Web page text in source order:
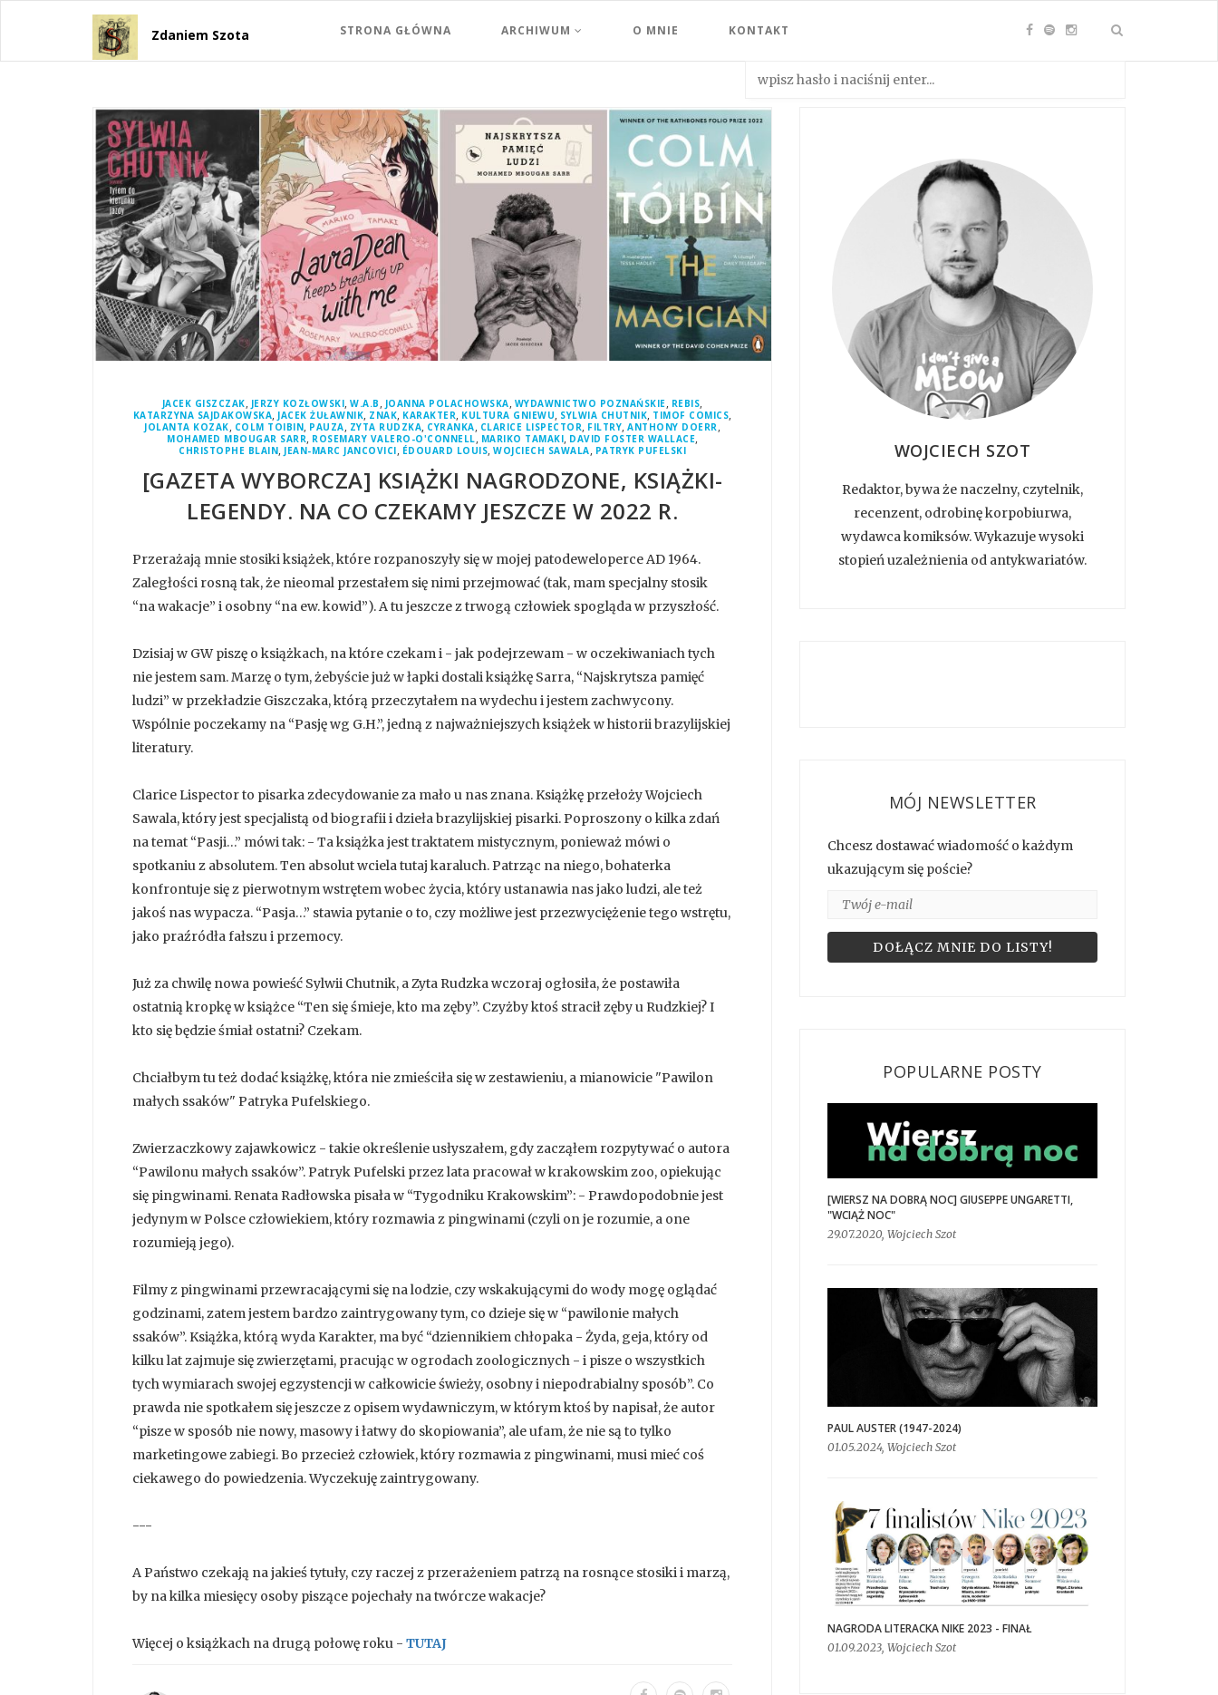
Zdaniem Szota STRONA GŁÓWNA ARCHIWUM O MNIE KONTAKT
JACEK GISZCZAK, JERZY KOZŁOWSKI,W.A.B , JOANNA POLACHOWSKA, WYDAWNICTWO POZNAŃSKIE, REBIS,
KATARZYNA SAJDAKOWSKA, JACEK ŻUŁAWNIK, ZNAK, KARAKTER, KULTURA GNIEWU, SYLWIA CHUTNIK, TIMOF COMICS,
JOLANTA KOZAK, COLM TOIBIN, PAUZA, ZYTA RUDZKA, CYRANKA, CLARICE LISPECTOR, FILTRY,ANTHONY DOERR,
MOHAMED MBOUGAR SARR, ROSEMARY VALERO-O'CONNELL, MARIKO TAMAKI, DAVID FOSTER WALLACE,
CHRISTOPHE BLAIN, JEAN-MARC JANCOVICI, ÉDOUARD LOUIS, WOJCIECH SAWALA, PATRYK PUFELSKI
[GAZETA WYBORCZA] KSIĄŻKI NAGRODZONE, KSIĄŻKI-
LEGENDY. NA CO CZEKAMY JESZCZE W 2022 R.
Przerażają mnie stosiki książek, które rozpanoszyły się w mojej patodeweloperce AD 1964.
Zaległości rosną tak, że nieomal przestałem się nimi przejmować (tak, mam specjalny stosik
“na wakacje” i osobny “na ew. kowid”). A tu jeszcze z trwogą człowiek spogląda w przyszłość.
Dzisiaj w GW piszę o książkach, na które czekam i - jak podejrzewam - w oczekiwaniach tych
nie jestem sam. Marzę o tym, żebyście już w łapki dostali książkę Sarra, “Najskrytsza pamięć
ludzi” w przekładzie Giszczaka, którą przeczytałem na wydechu i jestem zachwycony.
Wspólnie poczekamy na “Pasję wg G.H.”, jedną z najważniejszych książek w historii brazylijskiej
literatury.
Clarice Lispector to pisarka zdecydowanie za mało u nas znana. Książkę przełoży Wojciech
Sawala, który jest specjalistą od biografii i dzieła brazylijskiej pisarki. Poproszony o kilka zdań
na temat “Pasji…” mówi tak: - Ta książka jest traktatem mistycznym, ponieważ mówi o
spotkaniu z absolutem. Ten absolut wciela tutaj karaluch. Patrząc na niego, bohaterka
konfrontuje się z pierwotnym wstrętem wobec życia, który ustanawia nas jako ludzi, ale też
jakoś nas wypacza. “Pasja…” stawia pytanie o to, czy możliwe jest przezwyciężenie tego wstrętu,
jako praźródła fałszu i przemocy.
Już za chwilę nowa powieść Sylwii Chutnik, a Zyta Rudzka wczoraj ogłosiła, że postawiła
ostatnią kropkę w książce “Ten się śmieje, kto ma zęby”. Czyżby ktoś stracił zęby u Rudzkiej? I
kto się będzie śmiał ostatni? Czekam.
Chciałbym tu też dodać książkę, która nie zmieściła się w zestawieniu, a mianowicie "Pawilon
małych ssaków" Patryka Pufelskiego.
Zwierzaczkowy zajawkowicz - takie określenie usłyszałem, gdy zacząłem rozpytywać o autora
“Pawilonu małych ssaków”. Patryk Pufelski przez lata pracował w krakowskim zoo, opiekując
się pingwinami. Renata Radłowska pisała w “Tygodniku Krakowskim”: - Prawdopodobnie jest
jedynym w Polsce człowiekiem, który rozmawia z pingwinami (czyli on je rozumie, a one
rozumieją jego).
Filmy z pingwinami przewracającymi się na lodzie, czy wskakującymi do wody mogę oglądać
godzinami, zatem jestem bardzo zaintrygowany tym, co dzieje się w “pawilonie małych
ssaków”. Książka, którą wyda Karakter, ma być “dziennikiem chłopaka - Żyda, geja, który od
kilku lat zajmuje się zwierzętami, pracując w ogrodach zoologicznych - i pisze o wszystkich
tych wymiarach swojej egzystencji w całkowicie świeży, osobny i niepodrabialny sposób”. Co
prawda nie spotkałem się jeszcze z opisem wydawniczym, w którym ktoś by napisał, że autor
“pisze w sposób nie nowy, masowy i łatwy do skopiowania”, ale ufam, że nie są to tylko
marketingowe zabiegi. Bo przecież człowiek, który rozmawia z pingwinami, musi mieć coś
ciekawego do powiedzenia. Wyczekuję zaintrygowany.
---
A Państwo czekają na jakieś tytuły, czy raczej z przerażeniem patrzą na rosnące stosiki i marzą,
by na kilka miesięcy osoby piszące pojechały na twórcze wakacje?
Więcej o książkach na drugą połowę roku - TUTAJ
WOJCIECH SZOT
Redaktor, bywa że naczelny, czytelnik,
recenzent, odrobinę korpobiurwa,
wydawca komiksów. Wykazuje wysoki
stopień uzależnienia od antykwariatów.
MÓJ NEWSLETTER
Chcesz dostawać wiadomość o każdym
ukazującym się poście?
POPULARNE POSTY
[WIERSZ NA DOBRĄ NOC] GIUSEPPE UNGARETTI,
"WCIĄŻ NOC"
29.07.2020, Wojciech Szot
PAUL AUSTER (1947-2024)
01.05.2024, Wojciech Szot
NAGRODA LITERACKA NIKE 2023 - FINAŁ
01.09.2023, Wojciech Szot